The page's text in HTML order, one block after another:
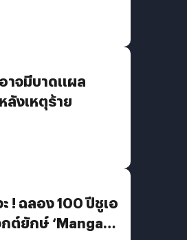
าจมีบาดแผล
ลังเหตุร้าย
! ฉลอง 100 ปีชูเอ
กต์ยักษ์ ‘Manga